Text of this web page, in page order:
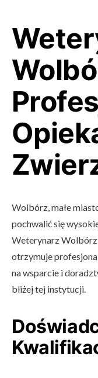
Wolbórz, małe
pochwalić się
Weterynarz Wolbórz
otrzymuje
na wsparcie i
bliżej tej instytucji.